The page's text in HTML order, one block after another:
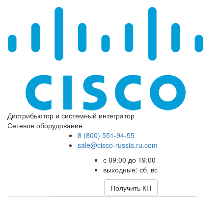
Дистрибьютор и системный интегратор
Сетевое оборудование
8 (800) 551-94-55
sale@cisco-russia.ru.com
с 09:00 до 19:00
выходные: сб, вс
Получить КП